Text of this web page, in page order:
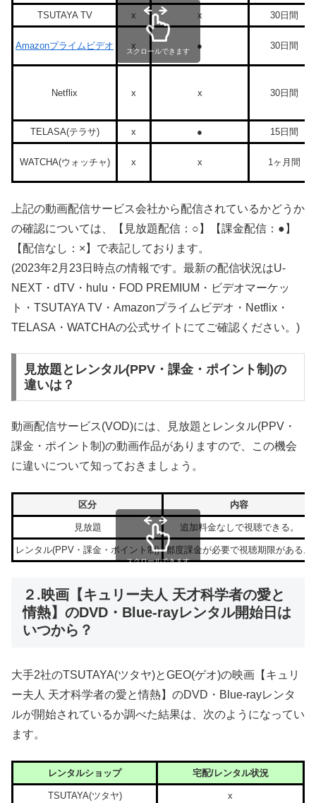
TSUTAYA TV x x 30日間
Amazonプライムビデオ x ● 30日間
Netflix x x 30日間
TELASA(テラサ) x ● 15日間
WATCHA(ウォッチャ) x x 1ヶ月間
スクロールできます
上記の動画配信サービス会社から配信されているかどうか
の確認については、【見放題配信：○】【課金配信：●】
【配信なし：×】で表記しております。
(2023年2月23日時点の情報です。最新の配信状況はU-
NEXT・dTV・hulu・FOD PREMIUM・ビデオマーケッ
ト・TSUTAYA TV・Amazonプライムビデオ・Netflix・
TELASA・WATCHAの公式サイトにてご確認ください。)
見放題とレンタル(PPV・課金・ポイント制)の
違いは？
動画配信サービス(VOD)には、見放題とレンタル(PPV・
課金・ポイント制)の動画作品がありますので、この機会
に違いについて知っておきましょう。
区分 内容
見放題 追加料金なしで視聴できる。
レンタル(PPV・課金・ポイント制) 都度課金が必要で視聴期限がある。
スクロールできます
２.映画【キュリー夫人 天才科学者の愛と
情熱】のDVD・Blue-rayレンタル開始日は
いつから？
大手2社のTSUTAYA(ツタヤ)とGEO(ゲオ)の映画【キュリ
ー夫人 天才科学者の愛と情熱】のDVD・Blue-rayレンタ
ルが開始されているか調べた結果は、次のようになってい
ます。
レンタルショップ 宅配/レンタル状況
TSUTAYA(ツタヤ) x